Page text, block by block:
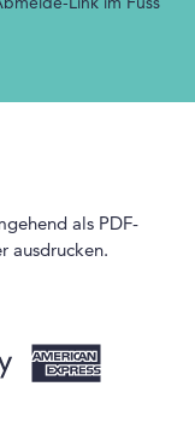
Link im Fuss
als PDF-
ausdrucken.